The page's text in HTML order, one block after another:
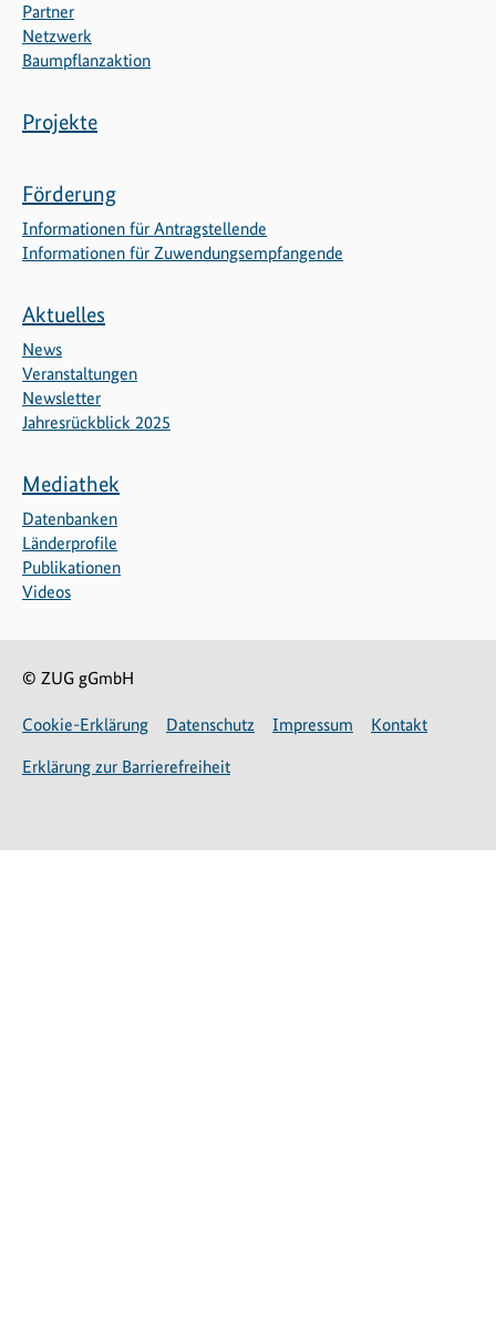
Partner
Netzwerk
Baumpflanzaktion
Projekte
Förderung
Informationen für Antragstellende
Informationen für Zuwendungsempfangende
Aktuelles
News
Veranstaltungen
Newsletter
Jahresrückblick 2025
Mediathek
Datenbanken
Länderprofile
Publikationen
Videos
© ZUG gGmbH
Cookie-Erklärung Datenschutz Impressum
Kontakt
Erklärung zur Barrierefreiheit